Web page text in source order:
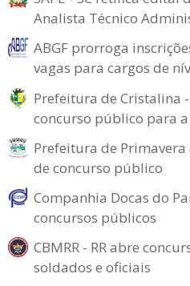
Analista Técnico
ABGF prorroga
vagas para cargos de
Prefeitura de Cristalina
concurso público para
Prefeitura de
de concurso público
Companhia Docas do
concursos públicos
CBMRR - RR abre
soldados e oficiais